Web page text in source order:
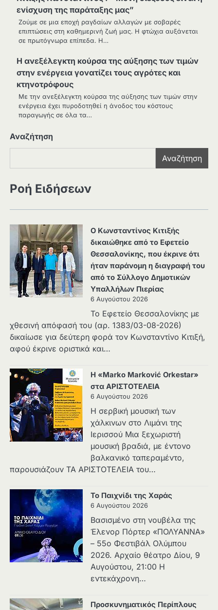
ενίσχυση της παράταξης μας”
Ζούμε σε μια εποχή ραγδαίων αλλαγών με σοβαρές
επιπτώσεις στη καθημερινή ζωή μας. Η φτώχια αυξάνεται
σε πρωτόγνωρα επίπεδα. Η…
Η ανεξέλεγκτη κούρσα της αύξησης των τιμών
στην ενέργεια γονατίζει τους αγρότες και
κτηνοτρόφους
Με την ανεξέλεγκτη κούρσα της αύξησης των τιμών στην
ενέργεια έχει πυροδοτηθεί η άνοδος του κόστους
παραγωγής σε όλα τα…
Αναζήτηση
Αναζήτηση
Ροή Ειδήσεων
Ο Κωνσταντίνος Κιτιξής
δικαιώθηκε από το Εφετείο
Θεσσαλονίκης, που έκρινε ότι
ήταν παράνομη η διαγραφή του
από το Σύλλογο Δημοτικών
Υπαλλήλων Πιερίας
6 Αυγούστου 2026
Το Εφετείο Θεσσαλονίκης με
χθεσινή απόφασή του (αρ. 1383/03-08-2026)
δικαίωσε για δεύτερη φορά τον Κωνσταντίνο Κιτιξή,
αφού έκρινε οριστικά και…
Η «Marko Marković Orkestar»
στα ΑΡΙΣΤΟΤΕΛΕΙΑ
6 Αυγούστου 2026
Η σερβική μουσική των
χάλκινων στο Λιμάνι της
Ιερισσού Μια ξεχωριστή
μουσική βραδιά, με έντονο
βαλκανικό ταπεραμέντο,
παρουσιάζουν ΤΑ ΑΡΙΣΤΟΤΕΛΕΙΑ του…
Το Παιχνίδι της Χαράς
6 Αυγούστου 2026
Βασισμένο στη νουβέλα της
Έλενορ Πόρτερ «ΠΟΛΥΑΝΝΑ»
– 55ο Φεστιβάλ Ολύμπου
2026. Αρχαίο θέατρο Δίου, 9
Αυγούστου, 21:00 Η
εντεκάχρονη…
Προσκυνηματικός Περίπλους